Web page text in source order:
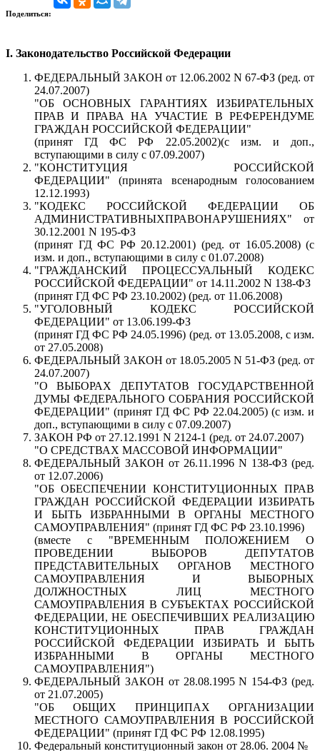
Поделиться:
I. Законодательство Российской Федерации
ФЕДЕРАЛЬНЫЙ ЗАКОН от 12.06.2002 N 67-ФЗ (ред. от
24.07.2007)
"ОБ ОСНОВНЫХ ГАРАНТИЯХ ИЗБИРАТЕЛЬНЫХ
ПРАВ И ПРАВА НА УЧАСТИЕ В РЕФЕРЕНДУМЕ
ГРАЖДАН РОССИЙСКОЙ ФЕДЕРАЦИИ"
(принят ГД ФС РФ 22.05.2002)(с изм. и доп.,
вступающими в силу с 07.09.2007)
"КОНСТИТУЦИЯ РОССИЙСКОЙ
ФЕДЕРАЦИИ" (принята всенародным голосованием
12.12.1993)
"КОДЕКС РОССИЙСКОЙ ФЕДЕРАЦИИ ОБ
АДМИНИСТРАТИВНЫХПРАВОНАРУШЕНИЯХ" от
30.12.2001 N 195-ФЗ
(принят ГД ФС РФ 20.12.2001) (ред. от 16.05.2008) (с
изм. и доп., вступающими в силу с 01.07.2008)
"ГРАЖДАНСКИЙ ПРОЦЕССУАЛЬНЫЙ КОДЕКС
РОССИЙСКОЙ ФЕДЕРАЦИИ" от 14.11.2002 N 138-ФЗ
(принят ГД ФС РФ 23.10.2002) (ред. от 11.06.2008)
"УГОЛОВНЫЙ КОДЕКС РОССИЙСКОЙ
ФЕДЕРАЦИИ" от 13.06.199-ФЗ
(принят ГД ФС РФ 24.05.1996) (ред. от 13.05.2008, с изм.
от 27.05.2008)
ФЕДЕРАЛЬНЫЙ ЗАКОН от 18.05.2005 N 51-ФЗ (ред. от
24.07.2007)
"О ВЫБОРАХ ДЕПУТАТОВ ГОСУДАРСТВЕННОЙ
ДУМЫ ФЕДЕРАЛЬНОГО СОБРАНИЯ РОССИЙСКОЙ
ФЕДЕРАЦИИ" (принят ГД ФС РФ 22.04.2005) (с изм. и
доп., вступающими в силу с 07.09.2007)
ЗАКОН РФ от 27.12.1991 N 2124-1 (ред. от 24.07.2007)
"О СРЕДСТВАХ МАССОВОЙ ИНФОРМАЦИИ"
ФЕДЕРАЛЬНЫЙ ЗАКОН от 26.11.1996 N 138-ФЗ (ред.
от 12.07.2006)
"ОБ ОБЕСПЕЧЕНИИ КОНСТИТУЦИОННЫХ ПРАВ
ГРАЖДАН РОССИЙСКОЙ ФЕДЕРАЦИИ ИЗБИРАТЬ
И БЫТЬ ИЗБРАННЫМИ В ОРГАНЫ МЕСТНОГО
САМОУПРАВЛЕНИЯ" (принят ГД ФС РФ 23.10.1996)
(вместе с "ВРЕМЕННЫМ ПОЛОЖЕНИЕМ О
ПРОВЕДЕНИИ ВЫБОРОВ ДЕПУТАТОВ
ПРЕДСТАВИТЕЛЬНЫХ ОРГАНОВ МЕСТНОГО
САМОУПРАВЛЕНИЯ И ВЫБОРНЫХ
ДОЛЖНОСТНЫХ ЛИЦ МЕСТНОГО
САМОУПРАВЛЕНИЯ В СУБЪЕКТАХ РОССИЙСКОЙ
ФЕДЕРАЦИИ, НЕ ОБЕСПЕЧИВШИХ РЕАЛИЗАЦИЮ
КОНСТИТУЦИОННЫХ ПРАВ ГРАЖДАН
РОССИЙСКОЙ ФЕДЕРАЦИИ ИЗБИРАТЬ И БЫТЬ
ИЗБРАННЫМИ В ОРГАНЫ МЕСТНОГО
САМОУПРАВЛЕНИЯ")
ФЕДЕРАЛЬНЫЙ ЗАКОН от 28.08.1995 N 154-ФЗ (ред.
от 21.07.2005)
"ОБ ОБЩИХ ПРИНЦИПАХ ОРГАНИЗАЦИИ
МЕСТНОГО САМОУПРАВЛЕНИЯ В РОССИЙСКОЙ
ФЕДЕРАЦИИ" (принят ГД ФС РФ 12.08.1995)
Федеральный конституционный закон от 28.06. 2004 №